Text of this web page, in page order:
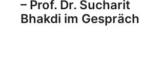
– Prof. Dr. Sucharit
Bhakdi im Gespräch